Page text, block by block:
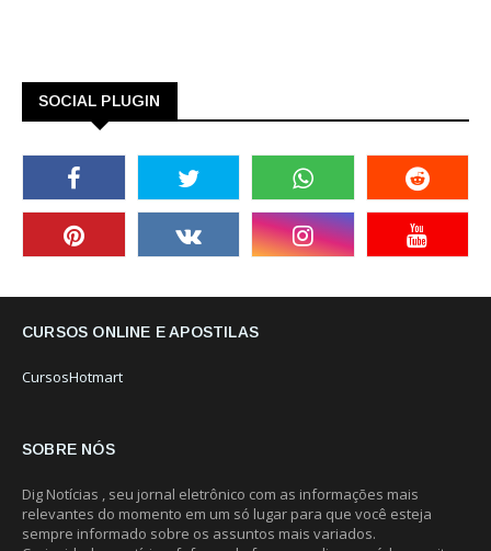
SOCIAL PLUGIN
CURSOS ONLINE E APOSTILAS
CursosHotmart
SOBRE NÓS
Dig Notícias , seu jornal eletrônico com as informações mais
relevantes do momento em um só lugar para que você esteja
sempre informado sobre os assuntos mais variados.